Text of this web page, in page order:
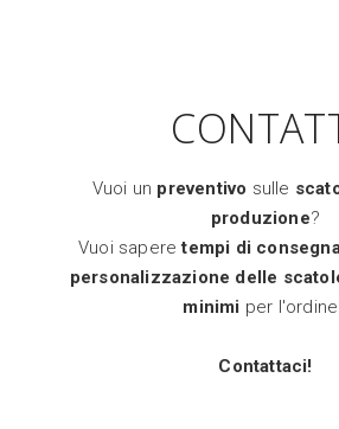
Vuoi un preventivo sulle
produzione?
Vuoi saperetempi di
personalizzazione delle
minimi per
Contattaci!